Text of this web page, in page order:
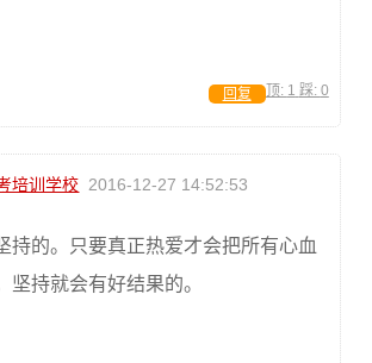
顶: 1 踩: 0
回复
培训学校 2016-12-27 14:52:53
持的。只要真正热爱才会把所有心血
坚持就会有好结果的。